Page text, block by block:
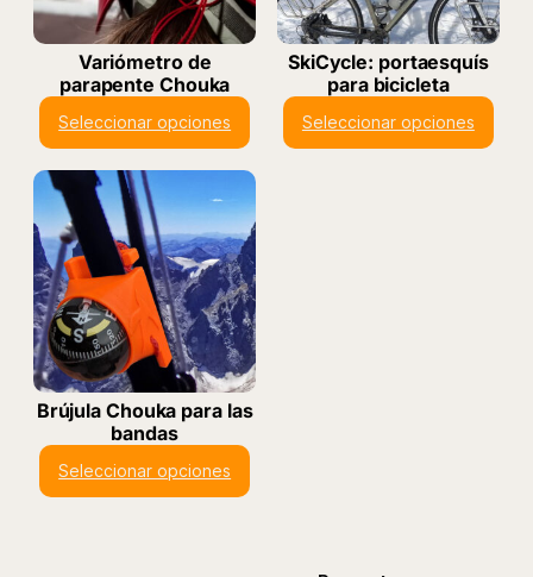
Variómetro de
parapente Chouka
Seleccionar opciones
SkiCycle: portaesquís
para bicicleta
Seleccionar opciones
Brújula Chouka para las
bandas
Seleccionar opciones